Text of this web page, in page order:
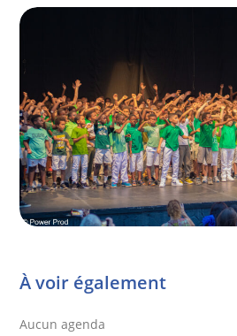
À voir également
Aucun agenda